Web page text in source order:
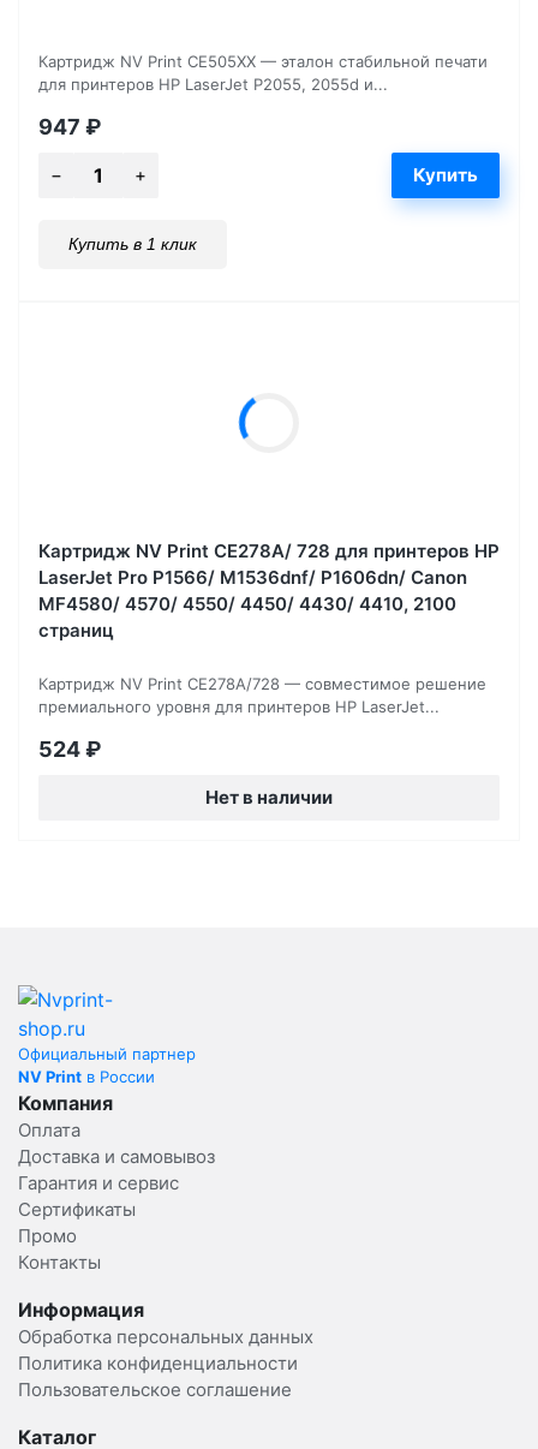
Картридж NV Print CE505XX — эталон стабильной печати
для принтеров HP LaserJet P2055, 2055d и...
947 ₽
Купить в 1 клик
Картридж NV Print CE278A/ 728 для принтеров HP
LaserJet Pro P1566/ M1536dnf/ P1606dn/ Canon
MF4580/ 4570/ 4550/ 4450/ 4430/ 4410, 2100
страниц
Картридж NV Print CE278A/728 — совместимое решение
премиального уровня для принтеров HP LaserJet...
524₽
Нет в наличии
Официальный партнер
NV Print в России
Компания
Оплата
Доставка и самовывоз
Гарантия и сервис
Сертификаты
Промо
Контакты
Информация
Обработка персональных данных
Политика конфиденциальности
Пользовательское соглашение
Каталог